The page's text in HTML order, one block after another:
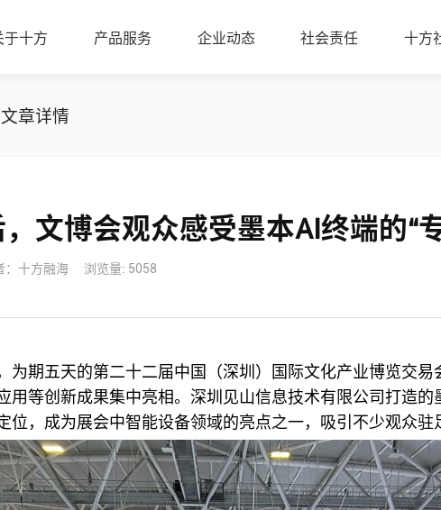
于十方 产品服务 企业动态 社会责任 十方
文章详情
文博会观众感受墨本AI终端的“
：十方融海 浏览量: 5058
为期五天的第二十二届中国（深圳）国际文化产业博览交
用等创新成果集中亮相。深圳见山信息技术有限公司打造
位，成为展会中智能设备领域的亮点之一，吸引不少观众驻